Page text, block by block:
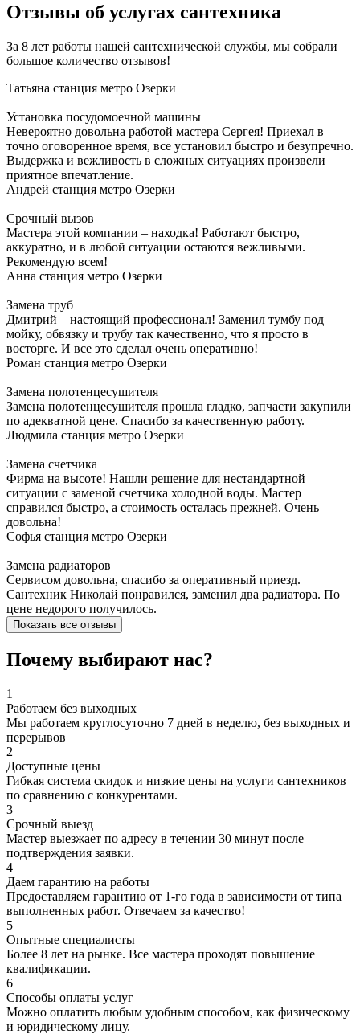
Отзывы об услугах сантехника
За 8 лет работы нашей сантехнической службы, мы собрали
большое количество отзывов!
Татьяна станция метро Озерки
Установка посудомоечной машины
Невероятно довольна работой мастера Сергея! Приехал в
точно оговоренное время, все установил быстро и безупречно.
Выдержка и вежливость в сложных ситуациях произвели
приятное впечатление.
Андрей станция метро Озерки
Срочный вызов
Мастера этой компании – находка! Работают быстро,
аккуратно, и в любой ситуации остаются вежливыми.
Рекомендую всем!
Анна станция метро Озерки
Замена труб
Дмитрий – настоящий профессионал! Заменил тумбу под
мойку, обвязку и трубу так качественно, что я просто в
восторге. И все это сделал очень оперативно!
Роман станция метро Озерки
Замена полотенцесушителя
Замена полотенцесушителя прошла гладко, запчасти закупили
по адекватной цене. Спасибо за качественную работу.
Людмила станция метро Озерки
Замена счетчика
Фирма на высоте! Нашли решение для нестандартной
ситуации с заменой счетчика холодной воды. Мастер
справился быстро, а стоимость осталась прежней. Очень
довольна!
Софья станция метро Озерки
Замена радиаторов
Сервисом довольна, спасибо за оперативный приезд.
Сантехник Николай понравился, заменил два радиатора. По
цене недорого получилось.
Показать все отзывы
Почему выбирают нас?
1
Работаем без выходных
Мы работаем круглосуточно 7 дней в неделю, без выходных и
перерывов
2
Доступные цены
Гибкая система скидок и низкие цены на услуги сантехников
по сравнению с конкурентами.
3
Срочный выезд
Мастер выезжает по адресу в течении 30 минут после
подтверждения заявки.
4
Даем гарантию на работы
Предоставляем гарантию от 1-го года в зависимости от типа
выполненных работ. Отвечаем за качество!
5
Опытные специалисты
Более 8 лет на рынке. Все мастера проходят повышение
квалификации.
6
Способы оплаты услуг
Можно оплатить любым удобным способом, как физическому
и юридическому лицу.